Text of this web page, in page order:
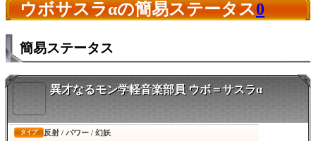
ウボサスラαの簡易ステータス0
簡易ステータス
異才なるモン学軽音楽部員 ウボ＝サスラα
タイプ 反射 / パワー / 幻妖